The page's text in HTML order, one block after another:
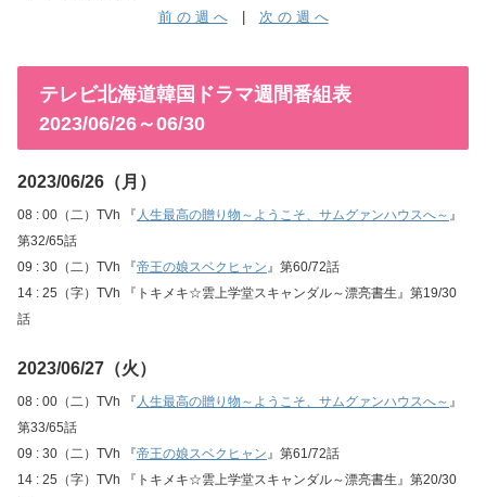
前 の 週 へ| 次 の 週 へ
テレビ北海道韓国ドラマ週間番組表
2023/06/26～06/30
2023/06/26（月）
08 : 00（二）TVh 『 人生最高の贈り物～ようこそ、サムグァンハウスへ～ 』
第32/65話
09 : 30（二）TVh 『帝王の娘スベクヒャン』第60/72話
14 : 25（字）TVh 『トキメキ☆雲上学堂スキャンダル～漂亮書生』第19/30
話
2023/06/27（火）
08 : 00（二）TVh 『 人生最高の贈り物～ようこそ、サムグァンハウスへ～ 』
第33/65話
09 : 30（二）TVh 『帝王の娘スベクヒャン』第61/72話
14 : 25（字）TVh 『トキメキ☆雲上学堂スキャンダル～漂亮書生』第20/30